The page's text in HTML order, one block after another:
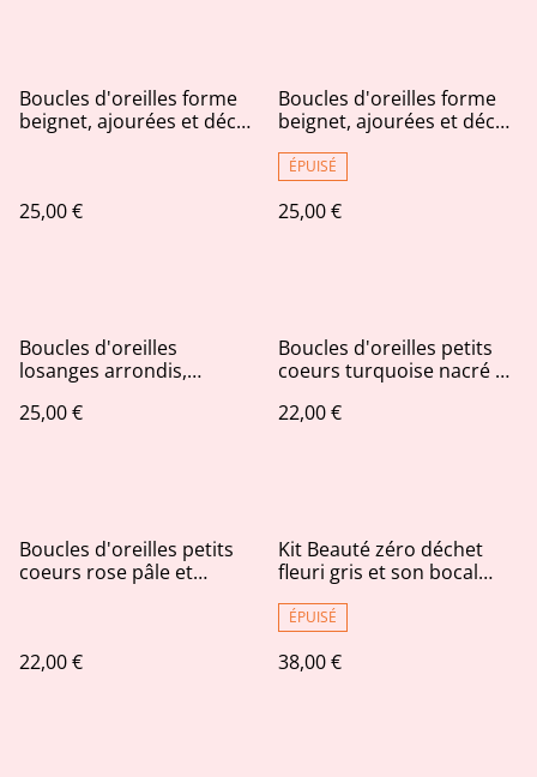
Boucles d'oreilles forme
beignet, ajourées et décos
25,00 €
Boucles d'oreilles forme
beignet, ajourées et décos
ÉPUISÉ
25,00 €
Boucles d'oreilles
losanges arrondis,
pailletées Aurores
25,00 €
Boucles d'oreilles petits
coeurs turquoise nacré et
irisées
22,00 €
Boucles d'oreilles petits
coeurs rose pâle et
22,00 €
Kit Beauté zéro déchet
fleuri gris et son bocal
ÉPUISÉ
38,00 €